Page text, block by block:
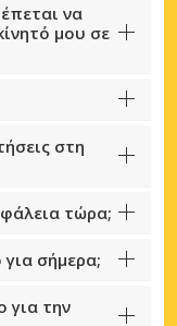
να
μου σε
στη
τώρα;
σήμερα;
για την